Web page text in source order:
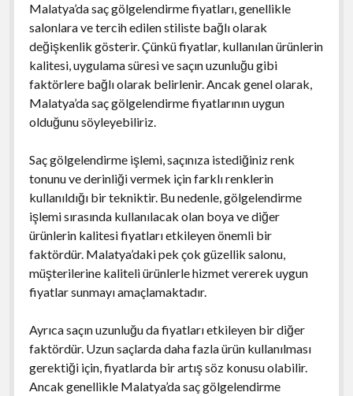
Malatya’da saç gölgelendirme fiyatları, genellikle
salonlara ve tercih edilen stiliste bağlı olarak
değişkenlik gösterir. Çünkü fiyatlar, kullanılan ürünlerin
kalitesi, uygulama süresi ve saçın uzunluğu gibi
faktörlere bağlı olarak belirlenir. Ancak genel olarak,
Malatya’da saç gölgelendirme fiyatlarının uygun
olduğunu söyleyebiliriz.
Saç gölgelendirme işlemi, saçınıza istediğiniz renk
tonunu ve derinliği vermek için farklı renklerin
kullanıldığı bir tekniktir. Bu nedenle, gölgelendirme
işlemi sırasında kullanılacak olan boya ve diğer
ürünlerin kalitesi fiyatları etkileyen önemli bir
faktördür. Malatya’daki pek çok güzellik salonu,
müşterilerine kaliteli ürünlerle hizmet vererek uygun
fiyatlar sunmayı amaçlamaktadır.
Ayrıca saçın uzunluğu da fiyatları etkileyen bir diğer
faktördür. Uzun saçlarda daha fazla ürün kullanılması
gerektiği için, fiyatlarda bir artış söz konusu olabilir.
Ancak genellikle Malatya’da saç gölgelendirme